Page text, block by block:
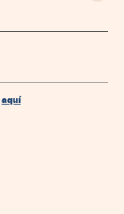
aquí